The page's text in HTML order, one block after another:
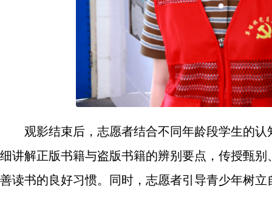
观影结束后，志愿者结合不同年龄段学生的
细讲解正版书籍与盗版书籍的辨别要点，传授甄
善读书的良好习惯。同时，志愿者引导青少年树